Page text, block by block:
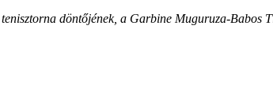
döntőjének, a Garbine Muguruza-Babos